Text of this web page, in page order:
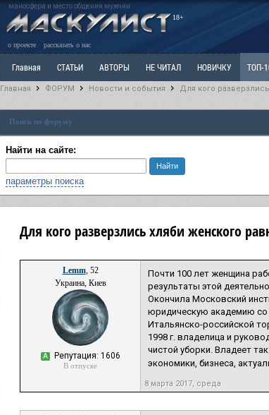
маносфера и место общения мужчин
18+
о проекте рассказать о нас
Главная СТАТЬИ АВТОРЫ НЕ ЧИТАЛ НОВИЧКУ ТОП-
Ветка: Наболевшее.
РАЗДЕЛ: Разное
Главная ФОРУМ Новости и события Для кого
Поиск по форуму
Найти на сайте:
параметры поиска
Для кого разверзлись хляби женского
Lemm, 52
Украина, Киев
А Репутация: 1606
В отпуске
Почти 100 лет женщина
результаты этой
Окончила Московский
юридическую академию со
Итальянско-российской
1998 г. владелица и
чистой уборки. Владеет
экономики, бизнеса,
8 марта 2017, среда